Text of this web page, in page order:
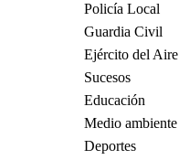
Policía Local
Guardia Civil
Ejército del Aire
Sucesos
Educación
Medio ambiente
Deportes